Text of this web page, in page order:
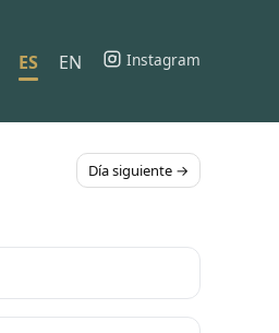
ES EN Instagram
Día siguiente →